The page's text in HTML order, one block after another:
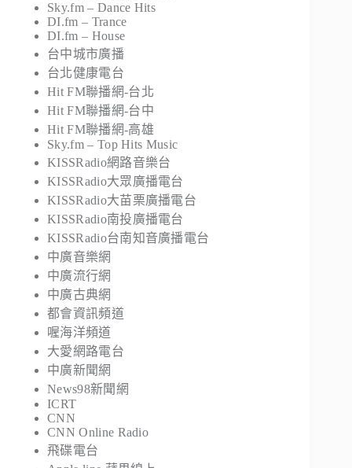
Sky.fm – Dance Hits
DI.fm – Trance
DI.fm – House
台中城市廣播
台北健康電台
Hit FM聯播網-台北
Hit FM聯播網-台中
Hit FM聯播網-高雄
Sky.fm – Top Hits Music
KISSRadio網路音樂台
KISSRadio大眾廣播電台
KISSRadio大苗栗廣播電台
KISSRadio南投廣播電台
KISSRadio台南知音廣播電台
中廣音樂網
中廣流行網
中廣古典網
都會資訊頻道
喔海洋頻道
大愛網路電台
中廣新聞網
News98新聞網
ICRT
CNN
CNN Online Radio
飛碟電台